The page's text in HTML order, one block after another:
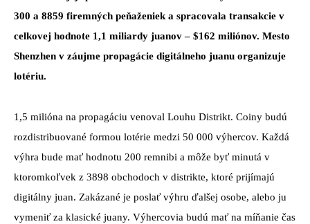
300 a 8859 firemných peňaženiek a spracovala transakcie v
celkovej hodnote 1,1 miliardy juanov – $162 miliónov. Mesto
Shenzhen v záujme propagácie digitálneho juanu organizuje
lotériu.
1,5 milióna na propagáciu venoval Louhu Distrikt. Coiny budú
rozdistribuované formou lotérie medzi 50 000 výhercov. Každá
výhra bude mať hodnotu 200 remnibi a môže byť minutá v
ktoromkoľvek z 3898 obchodoch v distrikte, ktoré prijímajú
digitálny juan. Zakázané je poslať výhru ďalšej osobe, alebo ju
vymeniť za klasické juany. Výhercovia budú mať na míňanie čas